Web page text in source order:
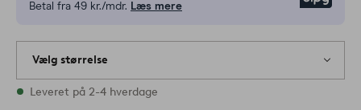
Betal fra 49 kr./mdr. Læs mere
Vælg størrelse
1 størrelser er på lager
Leveret på 2-4 hverdage